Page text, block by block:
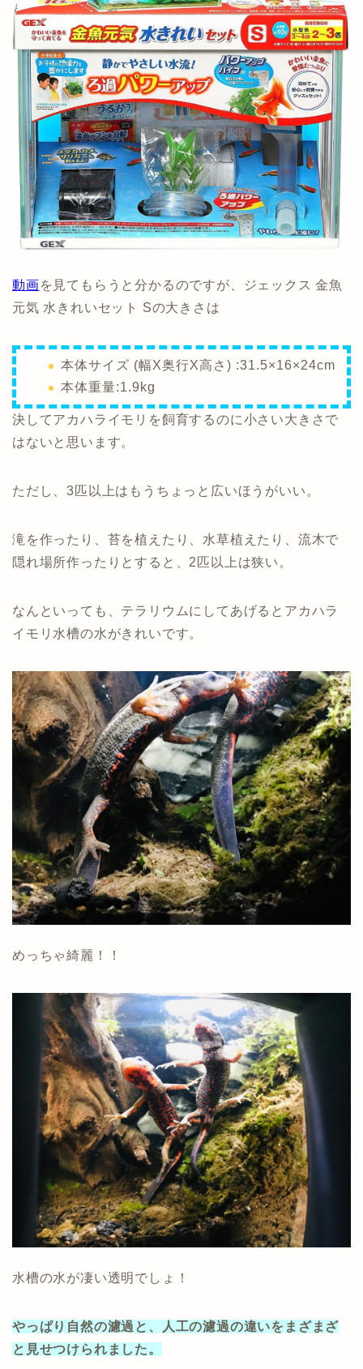
動画を見てもらうと分かるのですが、ジェックス 金魚
元気 水きれいセット Sの大きさは
本体サイズ (幅X奥行X高さ) :31.5×16×24cm
本体重量:1.9kg
決してアカハライモリを飼育するのに小さい大きさで
はないと思います。
ただし、3匹以上はもうちょっと広いほうがいい。
滝を作ったり、苔を植えたり、水草植えたり、流木で
隠れ場所作ったりとすると、2匹以上は狭い。
なんといっても、テラリウムにしてあげるとアカハラ
イモリ水槽の水がきれいです。
めっちゃ綺麗！！
水槽の水が凄い透明でしょ！
やっぱり自然の濾過と、人工の濾過の違いをまざまざ
と見せつけられました。